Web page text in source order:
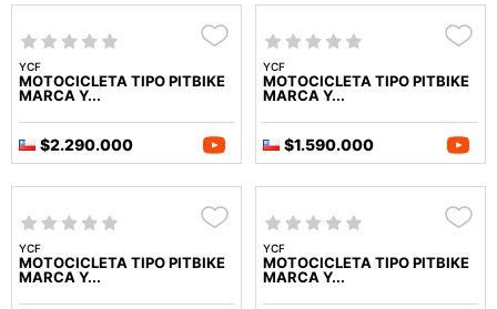
YCF
MOTOCICLETA TIPO PITBIKE
MARCA Y...
$2.290.000
YCF
MOTOCICLETA TIPO PITBIKE
MARCA Y...
$1.590.000
YCF
MOTOCICLETA TIPO PITBIKE
MARCA Y...
YCF
MOTOCICLETA TIPO PITBIKE
MARCA Y...